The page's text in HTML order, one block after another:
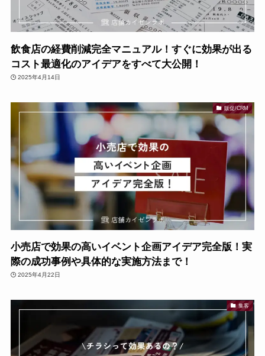
飲食店の経費削減完全マニュアル！すぐに効果が出る
コスト最適化のアイデアをすべて大公開！
2025年4月14日
販促/CRM
小売店で効果の高いイベント企画アイデア完全版！実
際の成功事例や具体的な実施方法まで！
2025年4月22日
集客